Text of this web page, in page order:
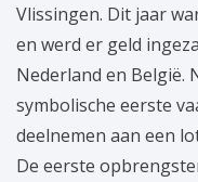
Vlissingen. Dit jaar
en werd er geld
Nederland en België.
symbolische eerste
deelnemen aan een
De eerste